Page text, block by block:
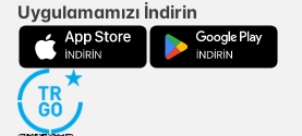
Uygulamamızı İndirin